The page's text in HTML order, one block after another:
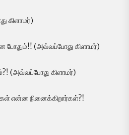
கிளாமர்)
(அவ்வப்போது கிளாமர்)
(அவ்வப்போது கிளாமர்)
என்ன நினைக்கிறார்கள்?!